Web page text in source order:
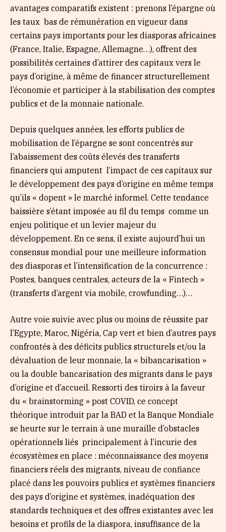
avantages comparatifs existent : prenons l’épargne où
les taux bas de rémunération en vigueur dans
certains pays importants pour les diasporas africaines
(France, Italie, Espagne, Allemagne…), offrent des
possibilités certaines d’attirer des capitaux vers le
pays d’origine, à même de financer structurellement
l’économie et participer à la stabilisation des comptes
publics et de la monnaie nationale.
Depuis quelques années, les efforts publics de
mobilisation de l’épargne se sont concentrés sur
l’abaissement des coûts élevés des transferts
financiers qui amputent l’impact de ces capitaux sur
le développement des pays d’origine en même temps
qu’ils « dopent » le marché informel. Cette tendance
baissière s’étant imposée au fil du temps comme un
enjeu politique et un levier majeur du
développement. En ce sens, il existe aujourd’hui un
consensus mondial pour une meilleure information
des diasporas et l’intensification de la concurrence :
Postes, banques centrales, acteurs de la « Fintech »
(transferts d’argent via mobile, crowfunding…)…
Autre voie suivie avec plus ou moins de réussite par
l’Egypte, Maroc, Nigéria, Cap vert et bien d’autres pays
confrontés à des déficits publics structurels et/ou la
dévaluation de leur monnaie, la « bibancarisation »
ou la double bancarisation des migrants dans le pays
d’origine et d’accueil. Ressorti des tiroirs à la faveur
du « brainstorming » post COVID, ce concept
théorique introduit par la BAD et la Banque Mondiale
se heurte sur le terrain à une muraille d’obstacles
opérationnels liés principalement à l’incurie des
écosystèmes en place : méconnaissance des moyens
financiers réels des migrants, niveau de confiance
placé dans les pouvoirs publics et systèmes financiers
des pays d’origine et systèmes, inadéquation des
standards techniques et des offres existantes avec les
besoins et profils de la diaspora, insuffisance de la